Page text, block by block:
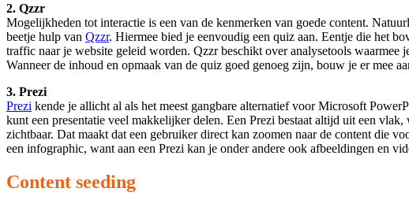
2. Qzzr
Mogelijkheden tot interactie is een van de kenmerken van goede content.
beetje hulp van Qzzr. Hiermee bied je eenvoudig een quiz aan. Eentje die het
traffic naar je website geleid worden. Qzzr beschikt over analysetools
Wanneer de inhoud en opmaak van de quiz goed genoeg zijn, bouw je er mee
3. Prezi
Prezi kende je allicht al als het meest gangbare alternatief voor Microsoft
kunt een presentatie veel makkelijker delen. Een Prezi bestaat altijd uit een
zichtbaar. Dat maakt dat een gebruiker direct kan zoomen naar de content die
een infographic, want aan een Prezi kan je onder andere ook afbeeldingen en
Content seeding